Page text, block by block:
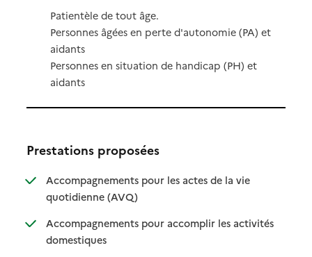
Patientèle de tout âge.
Personnes âgées en perte d'autonomie (PA) et
aidants
Personnes en situation de handicap (PH) et
aidants
Prestations proposées
Accompagnements pour les actes de la vie
quotidienne (AVQ): disponible
: non disponible
Accompagnements pour accomplir les activités
domestiques: disponible
: non disponible